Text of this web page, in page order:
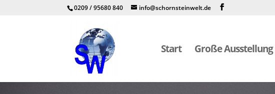
0209 / 95680 840 info@schornsteinwelt.de
Start Große Ausstellung